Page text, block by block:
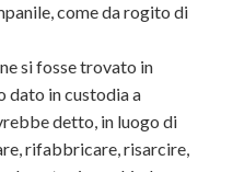
come da rogito di
si fosse trovato in
dato in custodia a
detto, in luogo di
rifabbricare, risarcire,